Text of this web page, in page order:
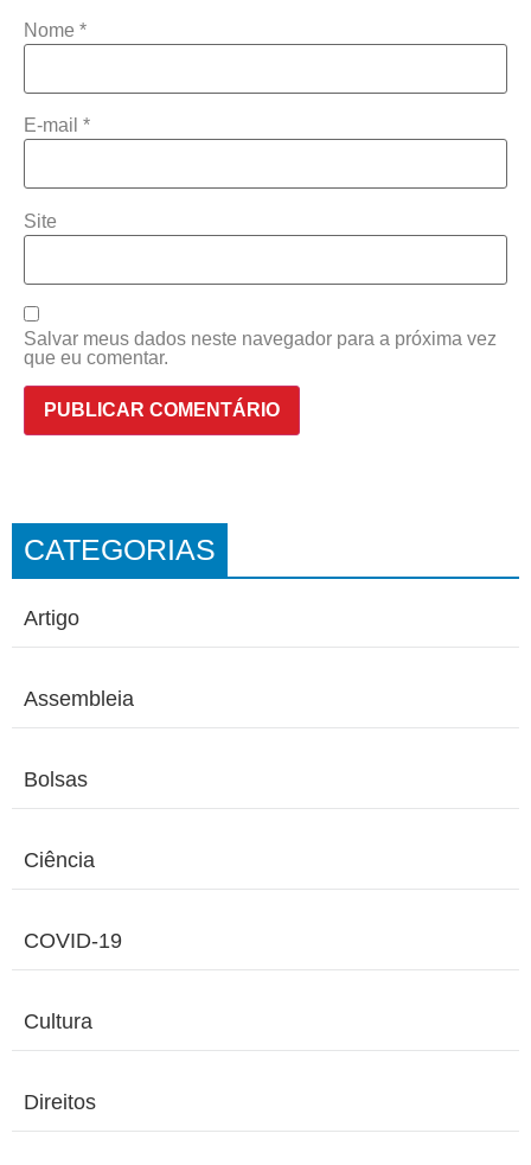
Nome *
E-mail *
Site
Salvar meus dados neste navegador para a próxima vez
que eu comentar.
CATEGORIAS
Artigo
Assembleia
Bolsas
Ciência
COVID-19
Cultura
Direitos